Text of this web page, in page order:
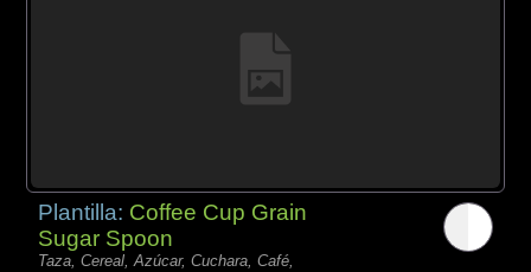
Plantilla: Coffee Cup Grain
Sugar Spoon
Taza, Cereal, Azúcar, Cuchara, Café,